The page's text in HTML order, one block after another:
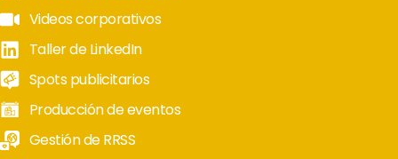
Videos corporativos
Taller de LinkedIn
Spots publicitarios
Producción de eventos
Gestión de RRSS